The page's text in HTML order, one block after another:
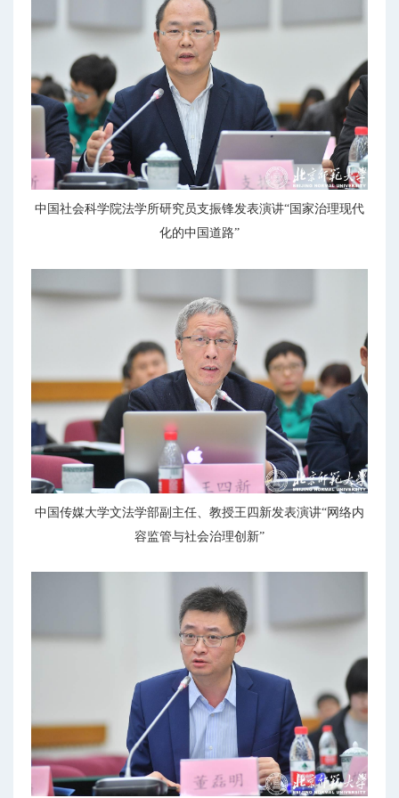
中国社会科学院法学所研究员支振锋发表演讲“国家治理现代
化的中国道路”
中国传媒大学文法学部副主任、教授王四新发表演讲“网络内
容监管与社会治理创新”